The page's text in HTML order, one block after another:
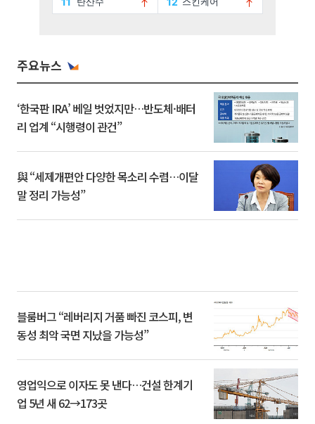
주요뉴스
‘한국판 IRA’ 베일 벗었지만…반도체·배터
리 업계 “시행령이 관건”
與 “세제개편안 다양한 목소리 수렴…이달
말 정리 가능성”
블룸버그 “레버리지 거품 빠진 코스피, 변
동성 최악 국면 지났을 가능성”
영업익으로 이자도 못 낸다…건설 한계기
업 5년 새 62→173곳